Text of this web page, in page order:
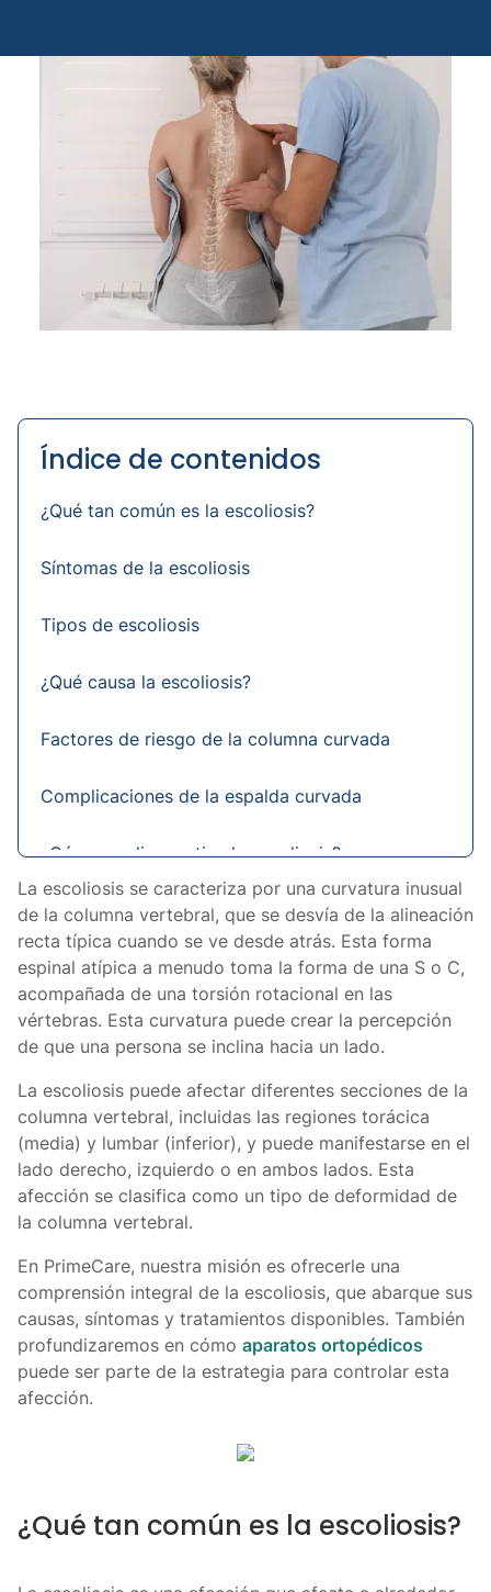
La escoliosis se caracteriza por una curvatura inusual
de la columna vertebral, que se desvía de la alineación
recta típica cuando se ve desde atrás. Esta forma
espinal atípica a menudo toma la forma de una S o C,
acompañada de una torsión rotacional en las
vértebras. Esta curvatura puede crear la percepción
de que una persona se inclina hacia un lado.
La escoliosis puede afectar diferentes secciones de la
columna vertebral, incluidas las regiones torácica
(media) y lumbar (inferior), y puede manifestarse en el
lado derecho, izquierdo o en ambos lados. Esta
afección se clasifica como un tipo de deformidad de
la columna vertebral.
En PrimeCare, nuestra misión es ofrecerle una
comprensión integral de la escoliosis, que abarque sus
causas, síntomas y tratamientos disponibles. También
profundizaremos en cómo aparatos ortopédicos
puede ser parte de la estrategia para controlar esta
afección.
¿Qué tan común es la escoliosis?
Índice de contenidos
¿Qué tan común es la escoliosis?
Síntomas de la escoliosis
Tipos de escoliosis
¿Qué causa la escoliosis?
Factores de riesgo de la columna curvada
Complicaciones de la espalda curvada
¿Cómo se diagnostica la escoliosis?
Opciones de tratamiento de la escoliosis